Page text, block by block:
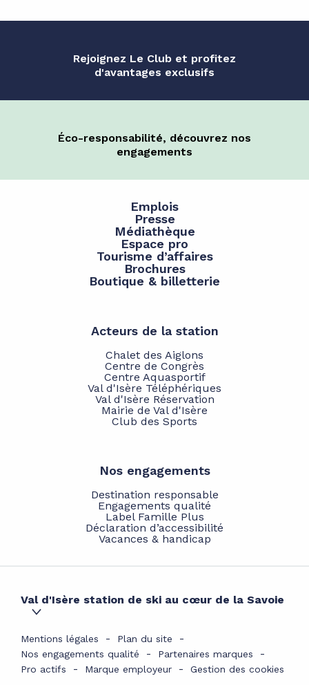
Rejoignez Le Club et profitez
d'avantages exclusifs
Éco-responsabilité, découvrez nos
engagements
Emplois
Presse
Médiathèque
Espace pro
Tourisme d’affaires
Brochures
Boutique & billetterie
Acteurs de la station
Chalet des Aiglons
Centre de Congrès
Centre Aquasportif
Val d'Isère Téléphériques
Val d'Isère Réservation
Mairie de Val d'Isère
Club des Sports
Nos engagements
Destination responsable
Engagements qualité
Label Famille Plus
Déclaration d’accessibilité
Vacances & handicap
Val d'Isère station de ski au cœur de la Savoie
Mentions légales
Plan du site
Nos engagements qualité
Partenaires marques
Pro actifs
Marque employeur Gestion des cookies